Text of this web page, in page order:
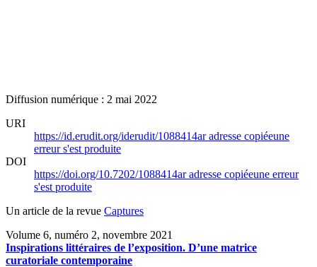
Diffusion numérique : 2 mai 2022
URI
https://id.erudit.org/iderudit/1088414aradresse copiéeune
erreur s'est produite
DOI
https://doi.org/10.7202/1088414aradresse copiéeune erreur
s'est produite
Un article de la revue Captures
Volume 6, numéro 2, novembre 2021
Inspirations littéraires de l’exposition. D’une matrice
curatoriale contemporaine